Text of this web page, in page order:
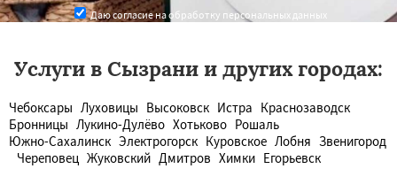
Даю согласие на обработку персональных данных
Услуги в Сызрани и других городах:
Чебоксары Луховицы Высоковск Истра Краснозаводск
Бронницы Лукино-Дулёво Хотьково Рошаль
Южно-Сахалинск Электрогорск Куровское Лобня Звенигород
Череповец Жуковский Дмитров Химки Егорьевск